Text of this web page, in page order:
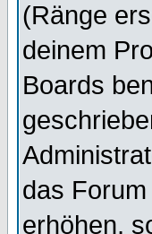
(Ränge
deinem
Boards
das
erhöhen,